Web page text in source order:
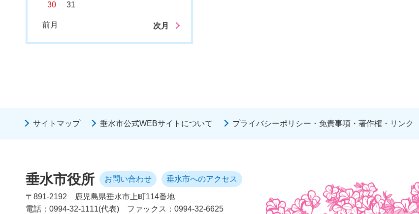
30 31
前月 次月
サイトマップ 垂水市公式WEBサイトについて プライバシーポリシー・免責事項・著作権・リンク
垂水市役所 お問い合わせ 垂水市へのアクセス
〒891-2192
鹿児島県垂水市上町114番地
電話：0994-32-1111(代表)
ファックス：0994-32-6625